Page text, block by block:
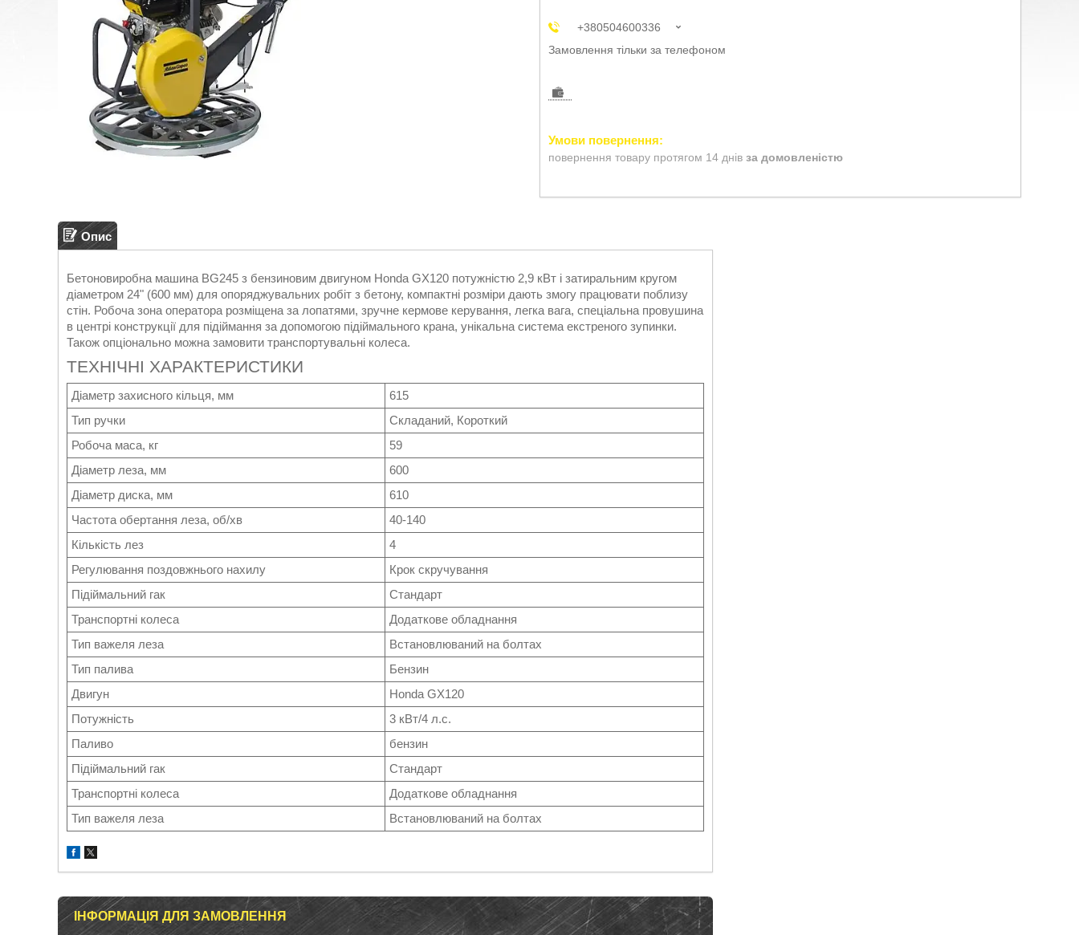
+380504600336
Замовлення тільки за телефоном
повернення товару протягом 14 днів за домовленістю
Опис
Бетоновиробна машина BG245 з бензиновим двигуном Honda GX120 потужністю 2,9 кВт і затиральним кругом
діаметром 24" (600 мм) для опоряджувальних робіт з бетону, компактні розміри дають змогу працювати поблизу
стін. Робоча зона оператора розміщена за лопатями, зручне кермове керування, легка вага, спеціальна провушина
в центрі конструкції для підіймання за допомогою підіймального крана, унікальна система екстреного зупинки.
Також опціонально можна замовити транспортувальні колеса.
ТЕХНІЧНІ ХАРАКТЕРИСТИКИ
Діаметр захисного кільця, мм
615
Тип ручки
Складаний, Короткий
Робоча маса, кг
59
Діаметр леза, мм
600
Діаметр диска, мм
610
Частота обертання леза, об/хв
40-140
Кількість лез
4
Регулювання поздовжнього нахилу
Крок скручування
Підіймальний гак
Стандарт
Транспортні колеса
Додаткове обладнання
Тип важеля леза
Встановлюваний на болтах
Тип палива
Бензин
Двигун
Honda GX120
Потужність
3 кВт/4 л.с.
Паливо
бензин
Підіймальний гак
Стандарт
Транспортні колеса
Додаткове обладнання
Тип важеля леза
Встановлюваний на болтах
ІНФОРМАЦІЯ ДЛЯ ЗАМОВЛЕННЯ